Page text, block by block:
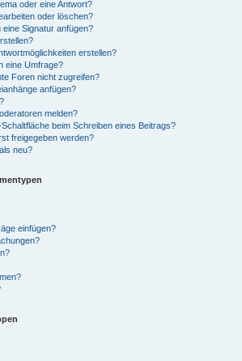
oder eine Antwort?
oder löschen?
Signatur anfügen?
erstellen?
eine Umfrage?
Foren nicht zugreifen?
anfügen?
melden?
beim Schreiben eines Beitrags?
freigegeben werden?
neu?
einfügen?